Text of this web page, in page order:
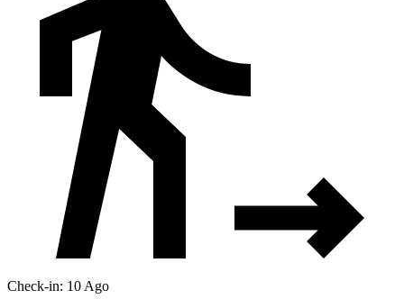
Check-in: 10 Ago